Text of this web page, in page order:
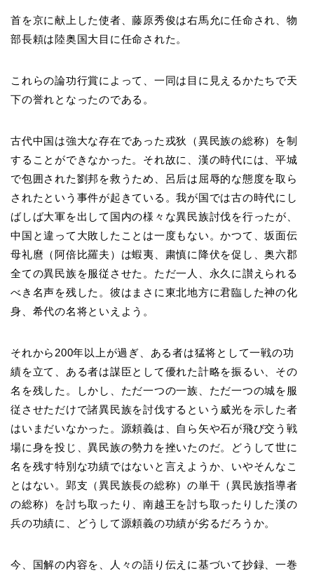
首を京に献上した使者、藤原秀俊は右馬允に任命され、物
部長頼は陸奥国大目に任命された。
これらの論功行賞によって、一同は目に見えるかたちで天
下の誉れとなったのである。
古代中国は強大な存在であった戎狄（異民族の総称）を制
することができなかった。それ故に、漢の時代には、平城
で包囲された劉邦を救うため、呂后は屈辱的な態度を取ら
されたという事件が起きている。我が国では古の時代にし
ばしば大軍を出して国内の様々な異民族討伐を行ったが、
中国と違って大敗したことは一度もない。かつて、坂面伝
母礼麿（阿倍比羅夫）は蝦夷、粛慎に降伏を促し、奥六郡
全ての異民族を服従させた。ただ一人、永久に讃えられる
べき名声を残した。彼はまさに東北地方に君臨した神の化
身、希代の名将といえよう。
それから200年以上が過ぎ、ある者は猛将として一戦の功
績を立て、ある者は謀臣として優れた計略を振るい、その
名を残した。しかし、ただ一つの一族、ただ一つの城を服
従させただけで諸異民族を討伐するという威光を示した者
はいまだいなかった。源頼義は、自ら矢や石が飛び交う戦
場に身を投じ、異民族の勢力を挫いたのだ。どうして世に
名を残す特別な功績ではないと言えようか、いやそんなこ
とはない。郢支（異民族長の総称）の単干（異民族指導者
の総称）を討ち取ったり、南越王を討ち取ったりした漢の
兵の功績に、どうして源頼義の功績が劣るだろうか。
今、国解の内容を、人々の語り伝えに基づいて抄録、一巻